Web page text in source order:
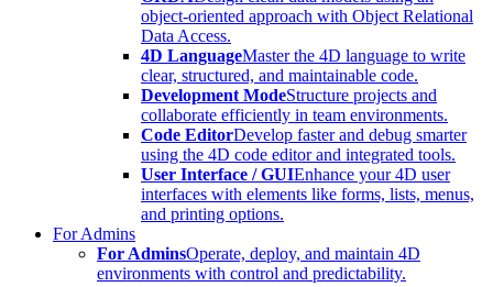
object-oriented approach with Object Relational
Data Access.
4D LanguageMaster the 4D language to write
clear, structured, and maintainable code.
Development ModeStructure projects and
collaborate efficiently in team environments.
Code EditorDevelop faster and debug smarter
using the 4D code editor and integrated tools.
User Interface / GUIEnhance your 4D user
interfaces with elements like forms, lists, menus,
and printing options.
For Admins
For AdminsOperate, deploy, and maintain 4D
environments with control and predictability.